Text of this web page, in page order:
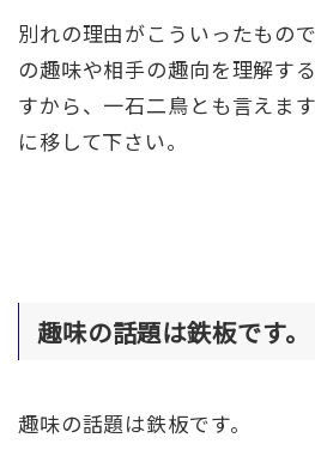
別れの理由がこういったもの
の趣味や相手の趣向を理解す
すから、一石二鳥とも言えま
に移して下さい。
趣味の話題は鉄板です。
趣味の話題は鉄板です。